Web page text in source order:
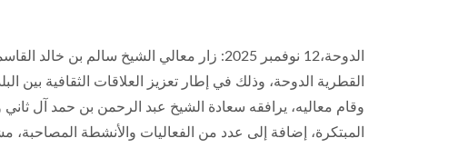
الدوحة،12 نوفمبر 2025: زار معالي الشيخ
القطرية الدوحة، وذلك في إطار تعزيز العلاقات الثقافية بين
وقام معاليه، يرافقه سعادة الشيخ عبد الرحمن بن حمد آل ثاني
المبتكرة، إضافة إلى عدد من الفعاليات والأنشطة